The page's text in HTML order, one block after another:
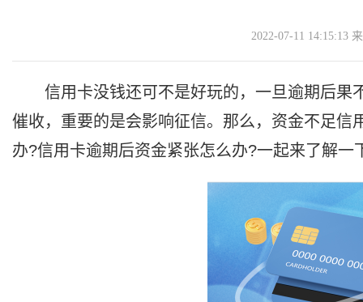
2022-07-11 14:15:13
信用卡没钱还可不是好玩的，一旦逾期后果
催收，重要的是会影响征信。那么，资金不足
办?信用卡逾期后资金紧张怎么办?一起来了解一